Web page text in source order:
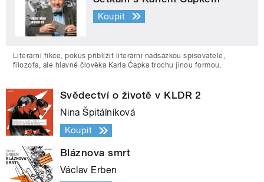
Koupit
Literární fikce, pokus přiblížit literární nadsázkou spisovatele,
filozofa, ale hlavně člověka Karla Čapka trochu jinou formou.
Svědectví o životě v KLDR 2
Nina Špitálníková
Koupit
Bláznova smrt
Václav Erben